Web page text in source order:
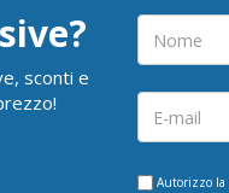
sconti e
Autorizzo la